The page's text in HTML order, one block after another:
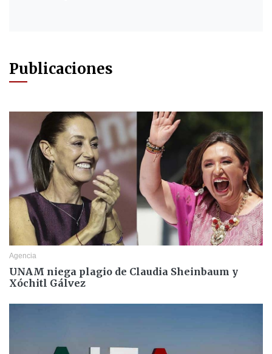
Publicaciones
Agencia
UNAM niega plagio de Claudia Sheinbaum y
Xóchitl Gálvez